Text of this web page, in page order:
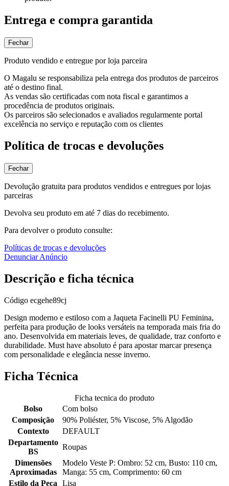
Entrega e compra garantida
Fechar
Produto vendido e entregue por loja parceira
O Magalu se responsabiliza pela entrega dos produtos de parceiros
até o destino final.
As vendas são certificadas com nota fiscal e garantimos a
procedência de produtos originais.
Os parceiros são selecionados e avaliados regularmente portal
excelência no serviço e reputação com os clientes
Política de trocas e devoluções
Fechar
Devolução gratuita para produtos vendidos e entregues por lojas
parceiras
Devolva seu produto em até 7 dias do recebimento.
Para devolver o produto consulte:
Políticas de trocas e devoluções
Denunciar Anúncio
Descrição e ficha técnica
Código ecgehe89cj
Design moderno e estiloso com a Jaqueta Facinelli PU Feminina,
perfeita para produção de looks versáteis na temporada mais fria do
ano. Desenvolvida em materiais leves, de qualidade, traz conforto e
durabilidade. Must have absoluto é para apostar marcar presença
com personalidade e elegância nesse inverno.
Ficha Técnica
Ficha tecnica do produto
Bolso
Com bolso
Composição
90% Poliéster, 5% Viscose, 5% Algodão
Contexto
DEFAULT
Departamento
BS
Roupas
Dimensões
Aproximadas
Modelo Veste P: Ombro: 52 cm, Busto: 110 cm,
Manga: 55 cm, Comprimento: 60 cm
Estilo da Peça
Lisa